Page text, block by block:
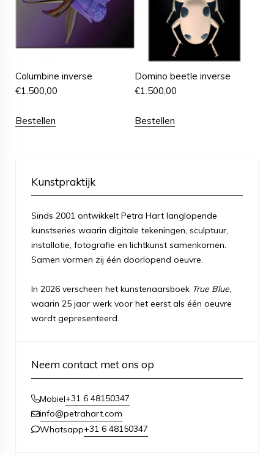
Columbine inverse
€1.500,00
Bestellen
Domino beetle inverse
€1.500,00
Bestellen
Kunstpraktijk
Sinds 2001 ontwikkelt Petra Hart langlopende
kunstseries waarin digitale tekeningen, sculptuur,
installatie, fotografie en lichtkunst samenkomen.
Samen vormen zij één doorlopend oeuvre.
In 2026 verscheen het kunstenaarsboek True Blue,
waarin 25 jaar werk voor het eerst als één oeuvre
wordt gepresenteerd.
Neem contact met ons op
Mobiel+31 6 48150347
info@petrahart.com
Whatsapp+31 6 48150347